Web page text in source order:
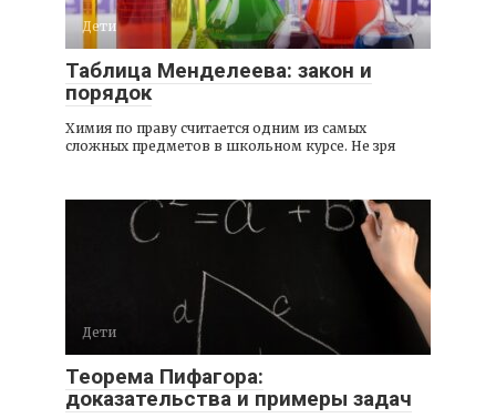
Дети
Таблица Менделеева: закон и
порядок
Химия по праву считается одним из самых
сложных предметов в школьном курсе. Не зря
Дети
Теорема Пифагора:
доказательства и примеры задач